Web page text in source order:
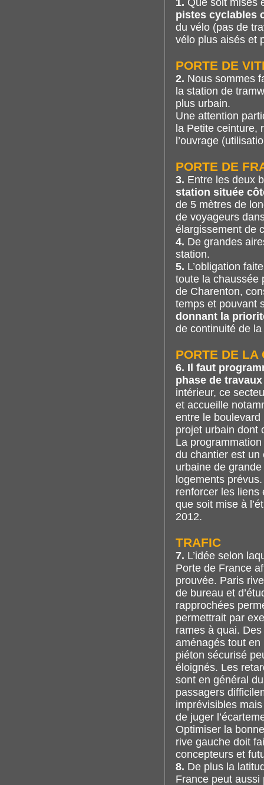
1. Que soit mises
pistes cyclables
du vélo (pas de
vélo plus aisés et
PORTE DE
2. Nous sommes
la station de
plus urbain.
Une attention
la Petite ceinture,
l’ouvrage
PORTE DE
3. Entre les deux
station située
de 5 mètres de
de voyageurs
élargissement de
4. De grandes
station.
5. L’obligation
toute la chaussée
de Charenton,
temps et pouvant
donnant la
de continuité de
PORTE DE LA
6. Il faut
phase de travaux
intérieur, ce
et accueille
entre le
projet urbain dont
La
du chantier est un
urbaine de
logements
renforcer les liens
que soit mise à
2012.
TRAFIC
7. L’idée selon
Porte de France
prouvée. Paris
de bureau et
rapprochées
permettrait par
rames à quai. Des
aménagés tout
piéton sécurisé
éloignés. Les
sont en général
passagers
imprévisibles
de juger
Optimiser la
rive gauche doit
concepteurs et
8. De plus la
France peut